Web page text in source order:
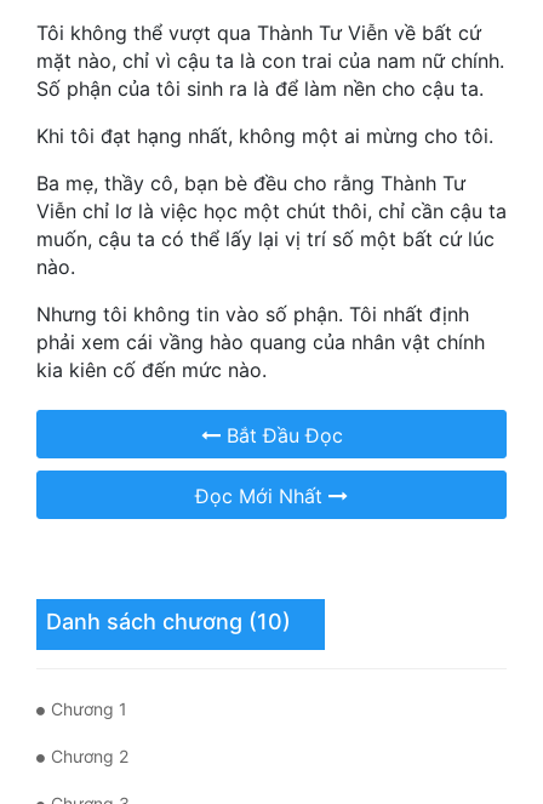
Góc Nhìn Nam
Góc Nhìn Nữ
Huyền Huyễn
Huyền Nghi
Huyền Ảo
Hài Hước
Hệ Thống
Học Đường
Khoa Huyễn
Khoa Huyễn Không Gian
Kỳ Ảo
Linh Dị
Làm Giàu
Tôi không thể vượt qua Thành Tư Viễn về bất cứ
mặt nào, chỉ vì cậu ta là con trai của nam nữ chính.
Số phận của tôi sinh ra là để làm nền cho cậu ta.
Khi tôi đạt hạng nhất, không một ai mừng cho tôi.
Ba mẹ, thầy cô, bạn bè đều cho rằng Thành Tư
Viễn chỉ lơ là việc học một chút thôi, chỉ cần cậu ta
muốn, cậu ta có thể lấy lại vị trí số một bất cứ lúc
nào.
Nhưng tôi không tin vào số phận. Tôi nhất định
phải xem cái vầng hào quang của nhân vật chính
kia kiên cố đến mức nào.
Bắt Đầu Đọc
Đọc Mới Nhất
Danh sách chương (10)
Chương 1
Chương 2